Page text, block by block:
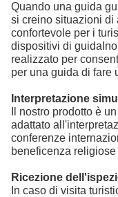
Quando una guida
si creino situazioni di
confortevole per i
dispositivi di
realizzato per
per una guida di fare
Interpretazione
Il nostro prodotto è
adattato
conferenze
beneficenza
Ricezione
In caso di visita